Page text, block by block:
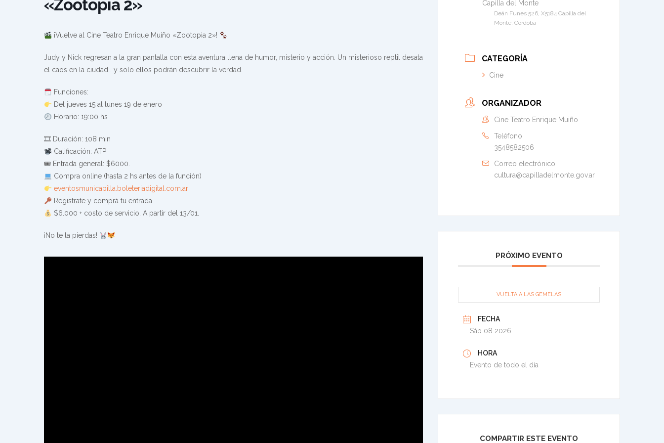
«Zootopia 2»
¡Vuelve al Cine Teatro Enrique Muiño «Zootopia 2»!
Judy y Nick regresan a la gran pantalla con esta aventura llena de humor, misterio y acción. Un misterioso reptil desata
el caos en la ciudad… y solo ellos podrán descubrir la verdad.
Funciones:
Del jueves 15 al lunes 19 de enero
Horario: 19:00 hs
🎞 Duración: 108 min
Calificación: ATP
🎟 Entrada general: $6000.
Compra online (hasta 2 hs antes de la función)
eventosmunicapilla.boleteriadigital.com.ar
Registrate y comprá tu entrada
$6.000 + costo de servicio. A partir del 13/01.
¡No te la pierdas!
Capilla del Monte
Deán Funes 526, X5184 Capilla del
Monte, Córdoba
CATEGORÍA
Cine
ORGANIZADOR
Cine Teatro Enrique Muiño
Teléfono
3548582506
Correo electrónico
cultura@capilladelmonte.gov.ar
PRÓXIMO EVENTO
VUELTA A LAS GEMELAS
FECHA
Sáb 08 2026
HORA
Evento de todo el día
COMPARTIR ESTE EVENTO